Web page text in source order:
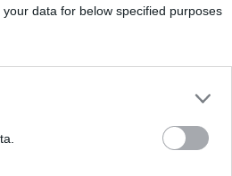
data for below specified purposes
tranne
ligio